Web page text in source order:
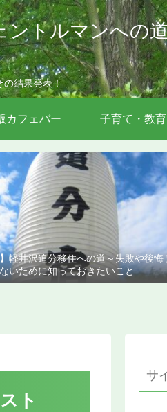
トルマンへの
の結果発表！
カフェバー 子育て・教育
軽井沢追分移住への道～失敗や後悔
ないために知っておきたいこと
ト